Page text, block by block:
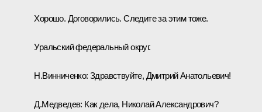
Хорошо. Договорились. Следите за этим тоже.
Уральский федеральный округ.
Н.Винниченко: Здравствуйте, Дмитрий Анатольевич!
Д.Медведев: Как дела, Николай Александрович?